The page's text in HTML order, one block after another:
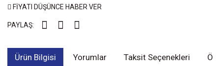
FİYATI DÜŞÜNCE HABER VER
PAYLAŞ:
Ürün Bilgisi Yorumlar Taksit Seçenekleri